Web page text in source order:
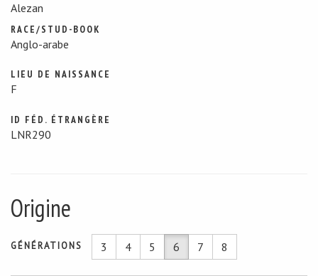
Alezan
RACE/STUD-BOOK
Anglo-arabe
LIEU DE NAISSANCE
F
ID FÉD. ÉTRANGÈRE
LNR290
Origine
GÉNÉRATIONS 3 4 5 6 7 8